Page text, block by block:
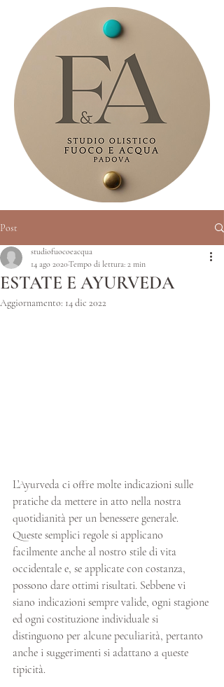
Post
ESTATE E AYURVEDA
studiofuocoeacqua
14 ago 2020Tempo di lettura: 2 min
Aggiornamento: 14 dic 2022
L’Ayurveda ci offre molte indicazioni sulle
pratiche da mettere in atto nella nostra
quotidianità per un benessere generale.
Queste semplici regole si applicano
facilmente anche al nostro stile di vita
occidentale e, se applicate con costanza,
possono dare ottimi risultati. Sebbene vi
siano indicazioni sempre valide, ogni stagione
ed ogni costituzione individuale si
distinguono per alcune peculiarità, pertanto
anche i suggerimenti si adattano a queste
tipicità.